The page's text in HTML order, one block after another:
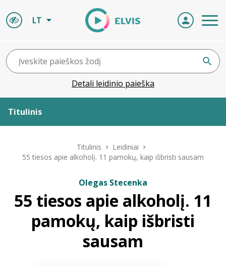
LT
Detali leidinio paieška
Titulinis
ELVIS atvyksta
Naujienos
Titulinis
Leidiniai
55 tiesos apie alkoholį. 11 pamokų, kaip išbristi sausam
Olegas Stecenka
55 tiesos apie alkoholį. 11
pamokų, kaip išbristi
sausam